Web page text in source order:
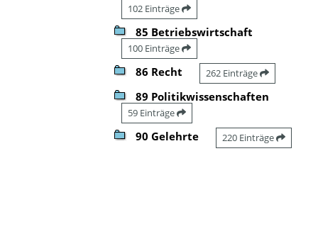
102 Einträge
85 Betriebswirtschaft
100 Einträge
86 Recht 262 Einträge
89 Politikwissenschaften
59 Einträge
90 Gelehrte 220 Einträge